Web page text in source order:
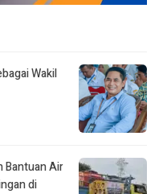
Wakil
Bantuan Air
di